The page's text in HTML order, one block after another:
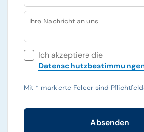
Ihre Nachricht an uns
Ich akzeptiere die
Datenschutzbestimmungen
Mit * markierte Felder sind
Absenden